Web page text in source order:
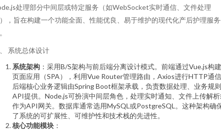
处理部分中间层或特定服务（如WebSocket实时通信、文件处理
，旨在构建一个功能全面、性能优良、易于维护的现代化产后护理服
系统总体设计
系统架构 ：采用B/S架构与前后端分离设计模式。前端通过Vue.js构
页面应用（SPA），利用Vue Router管理路由，Axios进行HTTP通
后端核心业务逻辑由Spring Boot框架承载，负责数据处理、业务规
API提供。Node.js可扮演中间层角色，处理实时通知、文件上传解
作为API网关。数据库通常选用MySQL或PostgreSQL。这种架构确
了系统的可扩展性、可维护性和技术栈的先进性。
核心功能模块 ：